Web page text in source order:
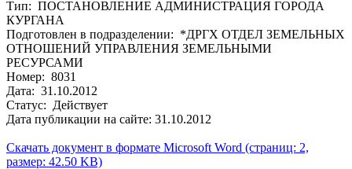
Тип: ПОСТАНОВЛЕНИЕ АДМИНИСТРАЦИЯ ГОРОДА
КУРГАНА
Подготовлен в подразделении: *ДРГХ ОТДЕЛ ЗЕМЕЛЬНЫХ
ОТНОШЕНИЙ УПРАВЛЕНИЯ ЗЕМЕЛЬНЫМИ
РЕСУРСАМИ
Номер: 8031
Дата: 31.10.2012
Статус: Действует
Дата публикации на сайте: 31.10.2012
Скачать документ в формате Microsoft Word (страниц: 2,
размер: 42.50 KB)